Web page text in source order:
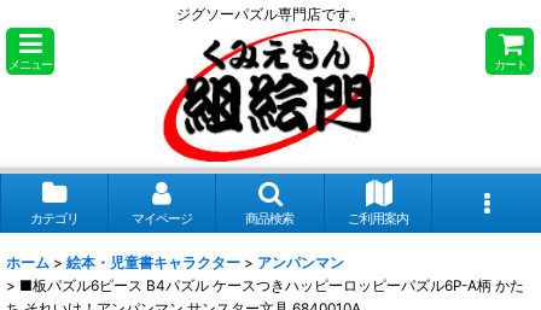
ジグソーパズル専門店です。
メニュー カート
カテゴリ マイページ 商品検索 ご利用案内
ホーム > 絵本・児童書キャラクター > アンパンマン
> ■板パズル6ピース B4パズル ケースつきハッピーロッピーパズル6P-A柄 かた